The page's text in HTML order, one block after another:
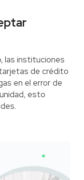
las instituciones
de crédito
en el error de
esto